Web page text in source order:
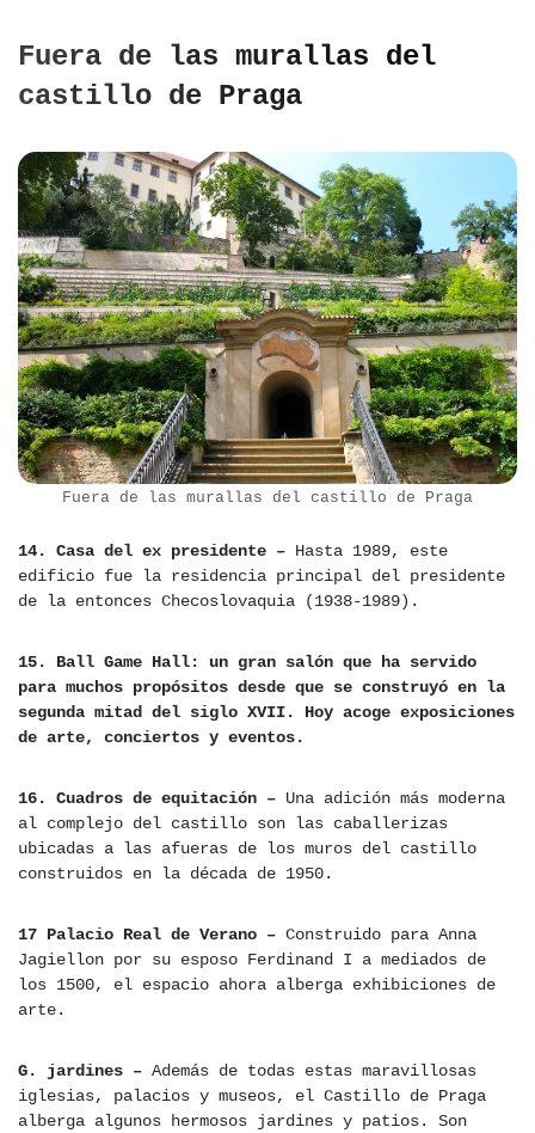
Fuera de las murallas del
castillo de Praga
Fuera de las murallas del castillo de Praga
14. Casa del ex presidente – Hasta 1989, este
edificio fue la residencia principal del presidente
de la entonces Checoslovaquia (1938-1989).
15. Ball Game Hall: un gran salón que ha servido
para muchos propósitos desde que se construyó en la
segunda mitad del siglo XVII. Hoy acoge exposiciones
de arte, conciertos y eventos.
16. Cuadros de equitación – Una adición más moderna
al complejo del castillo son las caballerizas
ubicadas a las afueras de los muros del castillo
construidos en la década de 1950.
17 Palacio Real de Verano – Construido para Anna
Jagiellon por su esposo Ferdinand I a mediados de
los 1500, el espacio ahora alberga exhibiciones de
arte.
G. jardines – Además de todas estas maravillosas
iglesias, palacios y museos, el Castillo de Praga
alberga algunos hermosos jardines y patios. Son